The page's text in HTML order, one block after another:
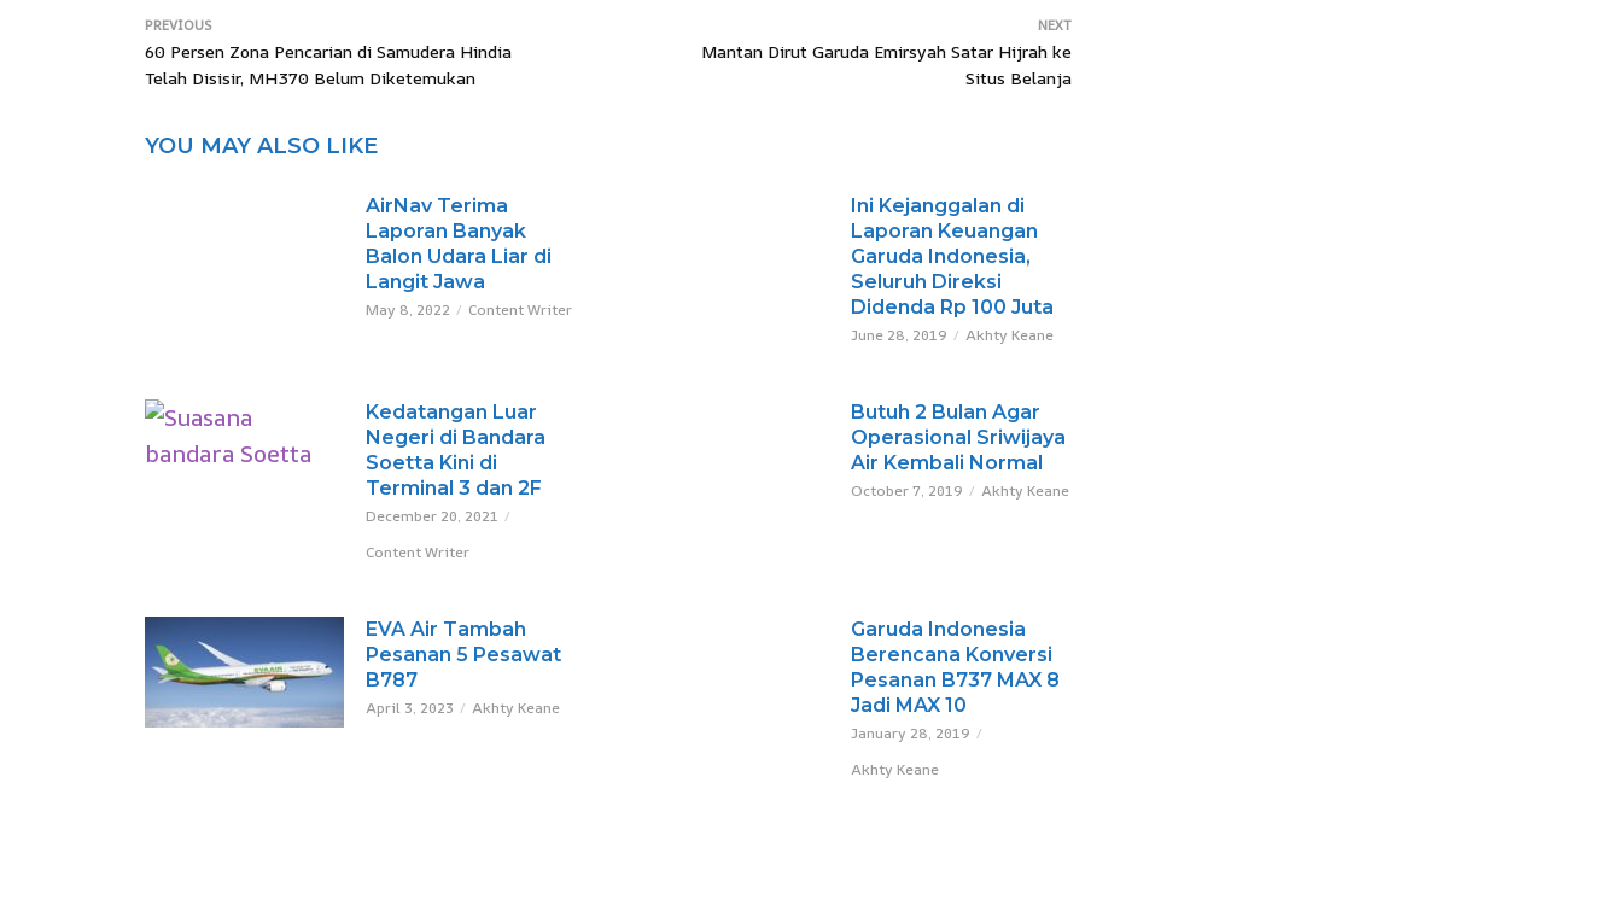
PREVIOUS
60 Persen Zona Pencarian di Samudera Hindia
Telah Disisir, MH370 Belum Diketemukan
NEXT
Mantan Dirut Garuda Emirsyah Satar Hijrah ke
Situs Belanja
YOU MAY ALSO LIKE
AirNav Terima
Laporan Banyak
Balon Udara Liar di
Langit Jawa
May 8, 2022 Content Writer
Ini Kejanggalan di
Laporan Keuangan
Garuda Indonesia,
Seluruh Direksi
Didenda Rp 100 Juta
June 28, 2019 Akhty Keane
Kedatangan Luar
Negeri di Bandara
Soetta Kini di
Terminal 3 dan 2F
December 20, 2021
Content Writer
Butuh 2 Bulan Agar
Operasional Sriwijaya
Air Kembali Normal
October 7, 2019 Akhty Keane
EVA Air Tambah
Pesanan 5 Pesawat
B787
April 3, 2023 Akhty Keane
Garuda Indonesia
Berencana Konversi
Pesanan B737 MAX 8
Jadi MAX 10
January 28, 2019
Akhty Keane